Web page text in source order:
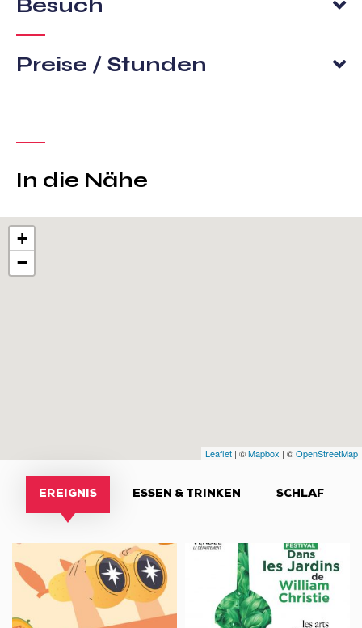
Besuch
Preise / Stunden
In die Nähe
+
−
Leaflet | ©Mapbox | ©OpenStreetMap
EREIGNIS ESSEN & TRINKEN SCHLAF
voir
À
Festival
Jardins